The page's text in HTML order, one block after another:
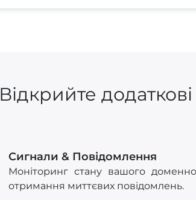
Відкрийте
Сигнали & Повідомлення
Моніторинг стану вашого
отримання миттєвих повідомлень.